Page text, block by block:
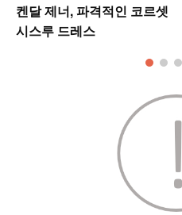
켄달 제너, 파격적인 코르셋
시스루 드레스